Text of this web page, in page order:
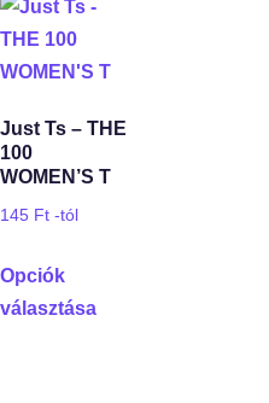
Just Ts – THE
100
WOMEN’S T
145 Ft -tól
Opciók
választása